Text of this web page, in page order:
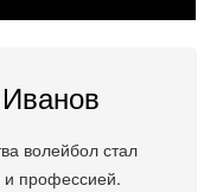
волейбол стал
и профессией.